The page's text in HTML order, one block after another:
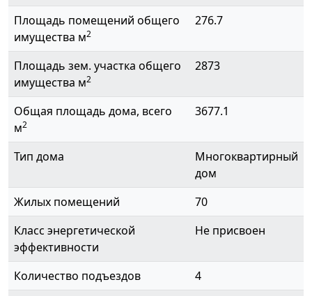
Площадь помещений общего
имущества м2
276.7
Площадь зем. участка общего
имущества м2
2873
Общая площадь дома, всего
м2
3677.1
Тип дома
Многоквартирный
дом
Жилых помещений
70
Класс энергетической
эффективности
Не присвоен
Количество подъездов
4